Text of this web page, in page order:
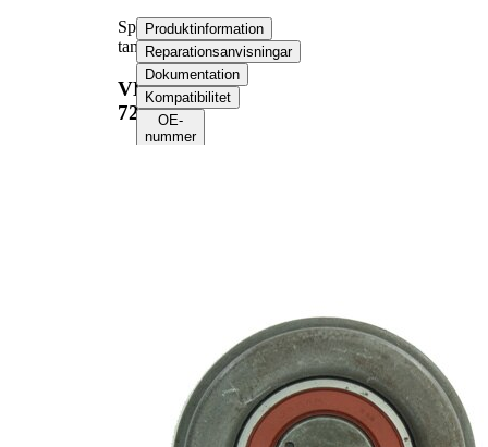
Spännrulle,
tandrem
VKM
72303
Produktinformation
Reparationsanvisningar
Dokumentation
Kompatibilitet
OE-
nummer
Flänsdiameter
69,5
mm